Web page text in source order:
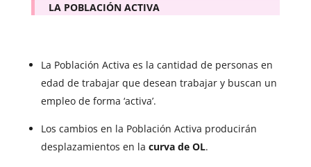
LA POBLACIÓN ACTIVA
La Población Activa es la cantidad de personas en
edad de trabajar que desean trabajar y buscan un
empleo de forma ‘activa’.
Los cambios en la Población Activa producirán
desplazamientos en la curva de OL.